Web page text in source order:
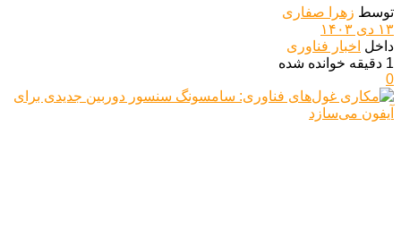
توسط زهرا صفاری
۱۳ دی ۱۴۰۳
داخل اخبار فناوری
1 دقیقه خوانده شده
0